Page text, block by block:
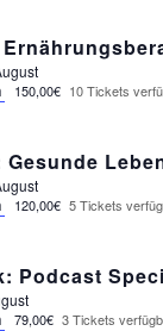
150,00€ 10 Tickets
120,00€ 5 Tickets
Podcast
79,00€ 3 Tickets